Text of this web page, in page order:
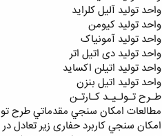
واحد تولید آلیل کلراید
واحد تولید کیومن
واحد تولید آمونیاک
واحد تولید دی اتیل اتر
واحد تولید اتیلن اکساید
واحد تولید اتیل بنزن
طـرح تـولـيـد كـارتـن
مطالعات امكان سنجي مقدماتي طرح
امكان سنجي كاربرد حفاری زير تعادل